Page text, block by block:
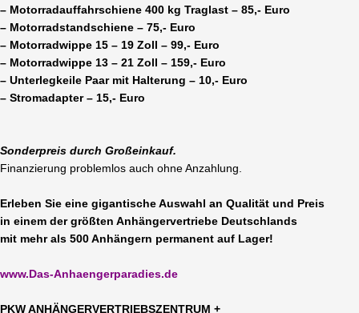
– Motorradauffahrschiene 400 kg Traglast – 85,- Euro
– Motorradstandschiene – 75,- Euro
– Motorradwippe 15 – 19 Zoll – 99,- Euro
– Motorradwippe 13 – 21 Zoll – 159,- Euro
– Unterlegkeile Paar mit Halterung – 10,- Euro
– Stromadapter – 15,- Euro
Sonderpreis durch Großeinkauf.
Finanzierung problemlos auch ohne Anzahlung.
Erleben Sie eine gigantische Auswahl an Qualität und Preis
in einem der größten Anhängervertriebe Deutschlands
mit mehr als 500 Anhängern permanent auf Lager!
www.Das-Anhaengerparadies.de
P KW ANHÄNGERVERTRIEBSZENTRUM +